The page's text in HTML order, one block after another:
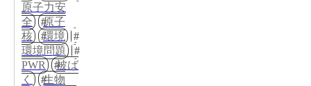
原子力安
全
原子
核
環境
環境問題
PWR
被ば
く
生物